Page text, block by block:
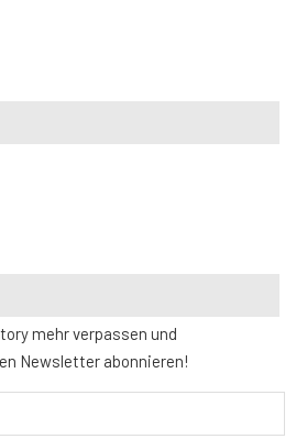
mehr verpassen und
Newsletter abonnieren!